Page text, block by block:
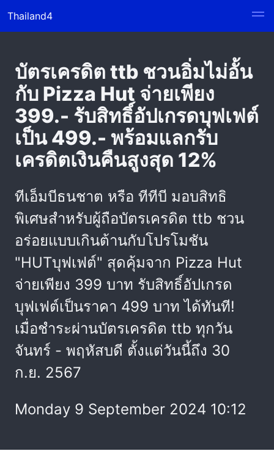
Thailand4
บัตรเครดิต ttb ชวนอิ่มไม่อั้น
กับ Pizza Hut จ่ายเพียง
399.- รับสิทธิ์อัปเกรดบุฟเฟต์
เป็น 499.- พร้อมแลกรับ
เครดิตเงินคืนสูงสุด 12%
ทีเอ็มบีธนชาต หรือ ทีทีบี มอบสิทธิ
พิเศษสำหรับผู้ถือบัตรเครดิต ttb ชวน
อร่อยแบบเกินต้านกับโปรโมชัน
"HUTบุฟเฟต์" สุดคุ้มจาก Pizza Hut
จ่ายเพียง 399 บาท รับสิทธิ์อัปเกรด
บุฟเฟต์เป็นราคา 499 บาท ได้ทันที!
เมื่อชำระผ่านบัตรเครดิต ttb ทุกวัน
จันทร์ - พฤหัสบดี ตั้งแต่วันนี้ถึง 30
ก.ย. 2567
Monday 9 September 2024 10:12